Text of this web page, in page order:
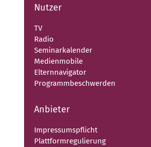
Nutzer
TV
Radio
Seminarkalender
Medienmobile
Elternnavigator
Programmbeschwerden
Anbieter
Impressumspflicht
Plattformregulierung